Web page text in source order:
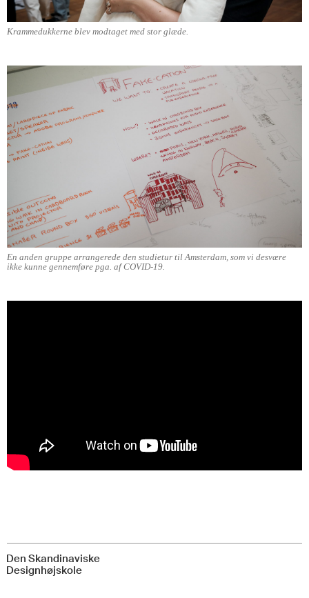
Krammedukkerne blev modtaget med stor glæde.
En anden gruppe arrangerede den studietur til Amsterdam, som vi desvære
ikke kunne gennemføre pga. af COVID-19.
Den Skandinaviske
Designhøjskole